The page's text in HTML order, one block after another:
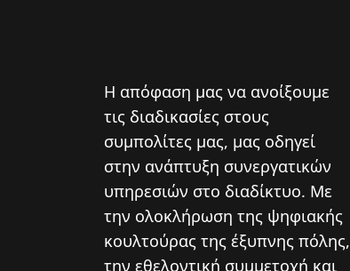
Η απόφαση μας να ανοίξουμε
τις διαδικασίες στους
συμπολίτες μας, μας οδηγεί
στην ανάπτυξη συνεργατικών
υπηρεσιών στο διαδίκτυο. Mε
την ολοκλήρωση της ψηφιακής
κουλτούρας της έξυπνης πόλης,
την εθελοντική συμμετοχή και